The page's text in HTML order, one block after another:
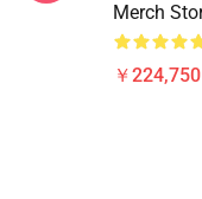
Merch
￥224,750